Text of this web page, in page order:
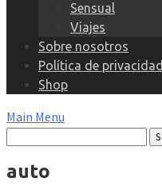
Sensual
Viajes
Sobre nosotros
Política de privacidad
Shop
Main Menu
auto